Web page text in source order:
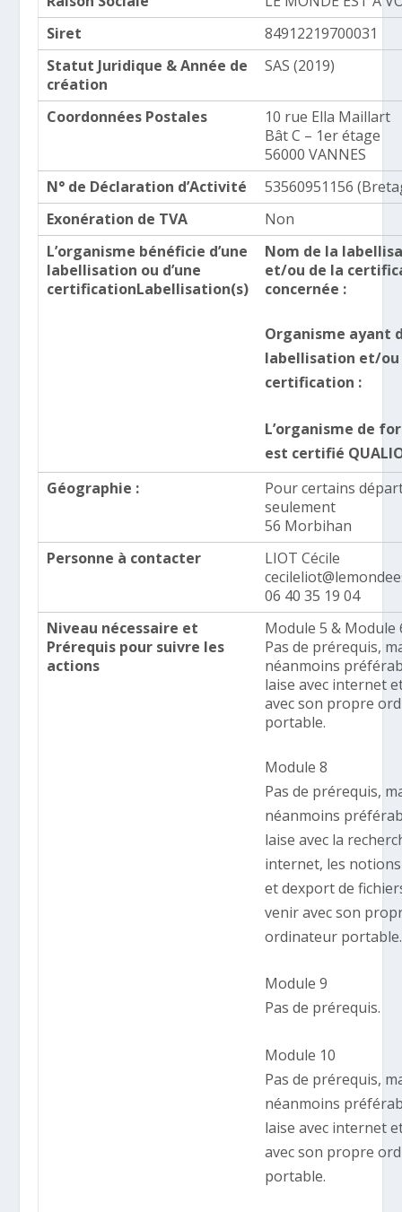
Siret
84912219700031
Statut Juridique & Année de
création
SAS (2019)
Coordonnées Postales
10 rue Ella Maillart
Bât C – 1er étage
56000 VANNES
N° de Déclaration d’Activité
53560951156
Exonération de TVA
Non
L’organisme bénéficie d’une
labellisation ou d’une
certificationLabellisation(s)
Nom de la
et/ou de la
concernée :
Organisme ayant
labellisation et/
certification :
L’organisme de
est certifié
Géographie :
Pour certains
seulement
56 Morbihan
Personne à contacter
LIOT Cécile
06 40 35 19 04
Niveau nécessaire et
Prérequis pour suivre les
actions
Module 5 & Module
Pas de prérequis,
néanmoins
laise avec internet
avec son propre
portable.
Module 8
Pas de prérequis,
néanmoins
laise avec la
internet, les notions
et dexport de
venir avec son
ordinateur portable.
Module 9
Pas de prérequis.
Module 10
Pas de prérequis,
néanmoins
laise avec internet
avec son propre
portable.